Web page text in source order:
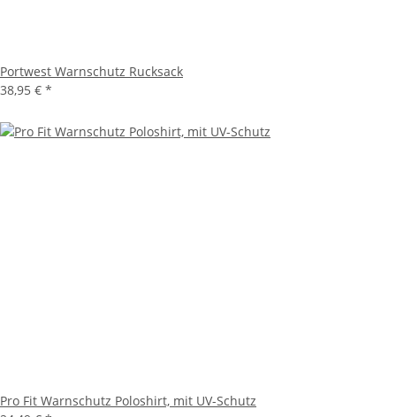
Portwest Warnschutz Rucksack
38,95 € *
Pro Fit Warnschutz Poloshirt, mit UV-Schutz